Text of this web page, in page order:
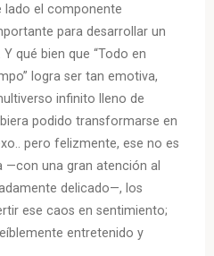
lado el componente
para desarrollar un
qué bien que “Todo en
logra ser tan emotiva,
infinito lleno de
podido transformarse en
pero felizmente, ese no es
—con una gran atención al
delicado—, los
ese caos en sentimiento;
entretenido y